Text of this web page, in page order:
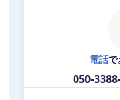
電話で
050-